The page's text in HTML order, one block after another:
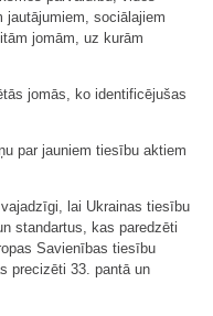
sociālajiem
jomām, uz kurām
jomās, ko identificējušas
par jauniem tiesību aktiem
lai Ukrainas tiesību
standartus, kas paredzēti
Savienības tiesību
precizēti 33. pantā un